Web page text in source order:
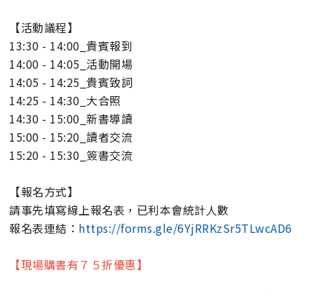
【活動議程】
13:30 - 14:00_貴賓報到
14:00 - 14:05_活動開場
14:05 - 14:25_貴賓致詞
14:25 - 14:30_大合照
14:30 - 15:00_新書導讀
15:00 - 15:20_讀者交流
15:20 - 15:30_簽書交流
【報名方式】
請事先填寫線上報名表，已利本會統計人數
報名表連結： https://forms.gle/6YjRRKzSr5TLwcAD6
【現場購書有７５折優惠】